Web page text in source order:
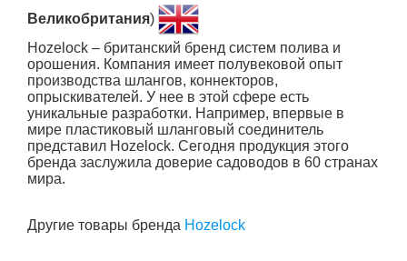
Великобритания)
Hozelock – британский бренд систем полива и
орошения. Компания имеет полувековой опыт
производства шлангов, коннекторов,
опрыскивателей. У нее в этой сфере есть
уникальные разработки. Например, впервые в
мире пластиковый шланговый соединитель
представил Hozelock. Сегодня продукция этого
бренда заслужила доверие садоводов в 60 странах
мира.
Другие товары бренда Hozelock